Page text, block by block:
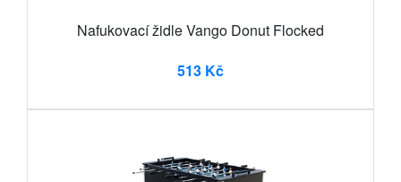
Nafukovací židle Vango Donut Flocked
513 Kč